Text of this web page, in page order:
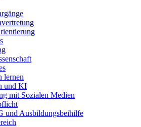
lernen
und KI
mit Sozialen Medien
und Ausbildungsbeihilfe